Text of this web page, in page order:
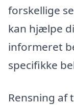
forskellige
kan hjælpe
informeret
specifikke
Rensning